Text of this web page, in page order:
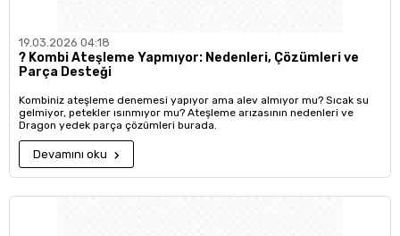
19.03.2026 04:18
?️ Kombi Ateşleme Yapmıyor: Nedenleri, Çözümleri ve
Parça Desteği
Kombiniz ateşleme denemesi yapıyor ama alev almıyor mu? Sıcak su
gelmiyor, petekler ısınmıyor mu? Ateşleme arızasının nedenleri ve
Dragon yedek parça çözümleri burada.
Devamını oku